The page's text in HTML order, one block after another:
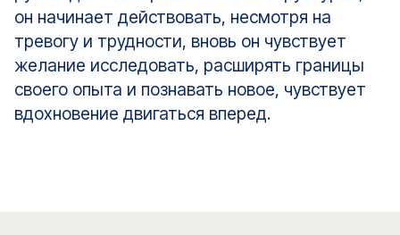
он начинает действовать, несмотря на
тревогу и трудности, вновь он чувствует
желание исследовать, расширять границы
своего опыта и познавать новое, чувствует
вдохновение двигаться вперед.